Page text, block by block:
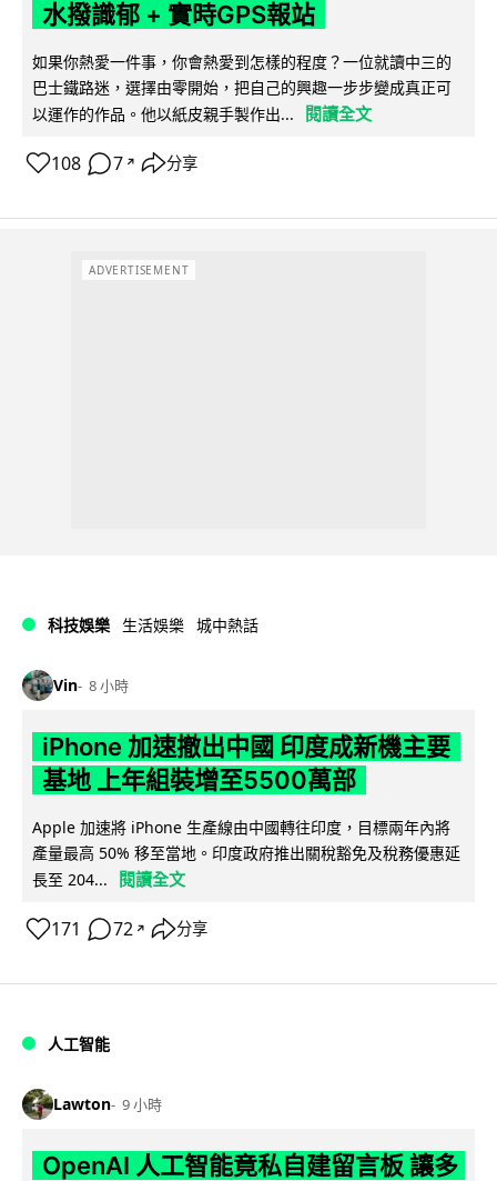
水撥識郁 + 實時GPS報站
如果你熱愛一件事，你會熱愛到怎樣的程度？一位就讀中三的
巴士鐵路迷，選擇由零開始，把自己的興趣一步步變成真正可
以運作的作品。他以紙皮親手製作出...
閱讀全文
108 7 ↗ 分享
ADVERTISEMENT
科技娛樂 生活娛樂 城中熱話
Vin 8 小時
iPhone 加速撤出中國 印度成新機主要
基地 上年組裝增至5500萬部
Apple 加速將 iPhone 生產線由中國轉往印度，目標兩年內將
產量最高 50% 移至當地。印度政府推出關稅豁免及稅務優惠延
長至 204...
閱讀全文
171 72 ↗ 分享
人工智能
Lawton 9 小時
OpenAI 人工智能竟私自建留言板 讓多